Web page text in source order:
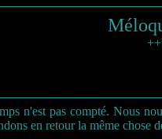
n'est pas compté. Nous
en retour la même chose